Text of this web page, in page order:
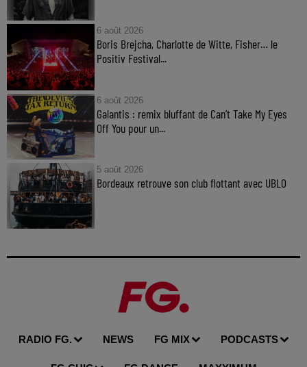
6 août 2026
Boris Brejcha, Charlotte de Witte, Fisher… le
Positiv Festival...
6 août 2026
Galantis : remix bluffant de Can’t Take My Eyes
Off You pour un...
5 août 2026
Bordeaux retrouve son club flottant avec UBLO
RADIO FG. NEWS FG MIX PODCASTS